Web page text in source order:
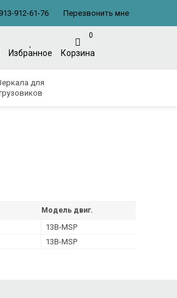
912-61-76 Перезвонить мне
Избранное
0
Корзина
для
Модель двиг.
13B-MSP
13B-MSP